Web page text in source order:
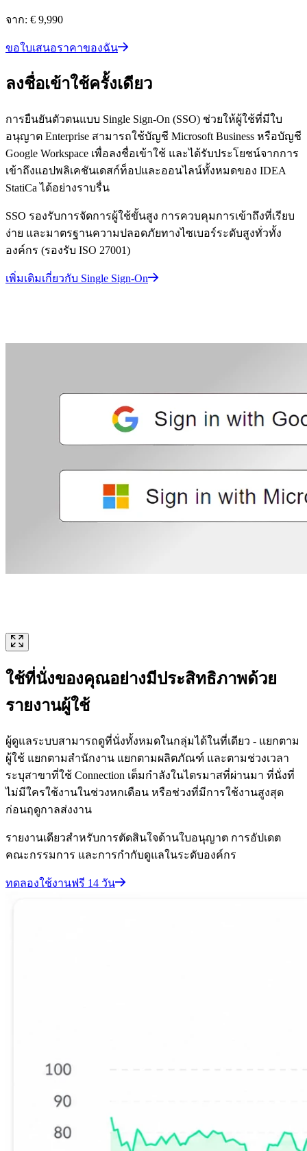
จาก: € 9,990
ขอใบเสนอราคาของฉัน
ลงชื่อเข้าใช้ครั้งเดียว
การยืนยันตัวตนแบบ Single Sign-On (SSO) ช่วยให้ผู้ใช้ที่มีใบ
อนุญาต Enterprise สามารถใช้บัญชี Microsoft Business หรือบัญชี
Google Workspace เพื่อลงชื่อเข้าใช้ และได้รับประโยชน์จากการ
เข้าถึงแอปพลิเคชันเดสก์ท็อปและออนไลน์ทั้งหมดของ IDEA
StatiCa ได้อย่างราบรื่น
SSO รองรับการจัดการผู้ใช้ขั้นสูง การควบคุมการเข้าถึงที่เรียบ
ง่าย และมาตรฐานความปลอดภัยทางไซเบอร์ระดับสูงทั่วทั้ง
องค์กร (รองรับ ISO 27001)
เพิ่มเติมเกี่ยวกับ Single Sign-On
ใช้ที่นั่งของคุณอย่างมีประสิทธิภาพด้วย
รายงานผู้ใช้
ผู้ดูแลระบบสามารถดูที่นั่งทั้งหมดในกลุ่มได้ในที่เดียว - แยกตาม
ผู้ใช้ แยกตามสำนักงาน แยกตามผลิตภัณฑ์ และตามช่วงเวลา
ระบุสาขาที่ใช้ Connection เต็มกำลังในไตรมาสที่ผ่านมา ที่นั่งที่
ไม่มีใครใช้งานในช่วงหกเดือน หรือช่วงที่มีการใช้งานสูงสุด
ก่อนฤดูกาลส่งงาน
รายงานเดียวสำหรับการตัดสินใจด้านใบอนุญาต การอัปเดต
คณะกรรมการ และการกำกับดูแลในระดับองค์กร
ทดลองใช้งานฟรี 14 วัน